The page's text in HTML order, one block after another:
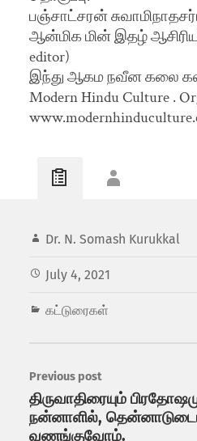
பஞ்சாட்சரன்
ஆன்மிக மின் இதழ்
editor)
இந்து ஆகம நவீன கலை
Modern Hindu Culture .
Dr. N. Somash Kurukkal
July 4, 2021
கட்டுரைகள்
Previous post
திருவாதிரையும்
நன்னாளில்,
வணங்குவோம்.